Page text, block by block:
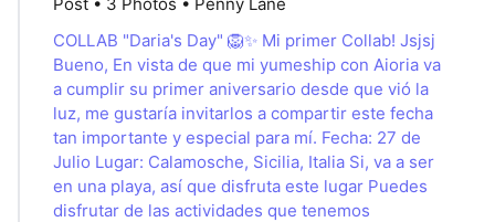
COLLAB "Daria's Day" 🦁✨ Mi primer Collab! Jsjsj
Bueno, En vista de que mi yumeship con Aioria va
a cumplir su primer aniversario desde que vió la
luz, me gustaría invitarlos a compartir este fecha
tan importante y especial para mí. Fecha: 27 de
Julio Lugar: Calamosche, Sicilia, Italia Si, va a ser
en una playa, así que disfruta este lugar Puedes
disfrutar de las actividades que tenemos